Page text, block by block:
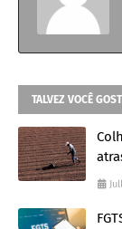
TALVEZ VOCÊ